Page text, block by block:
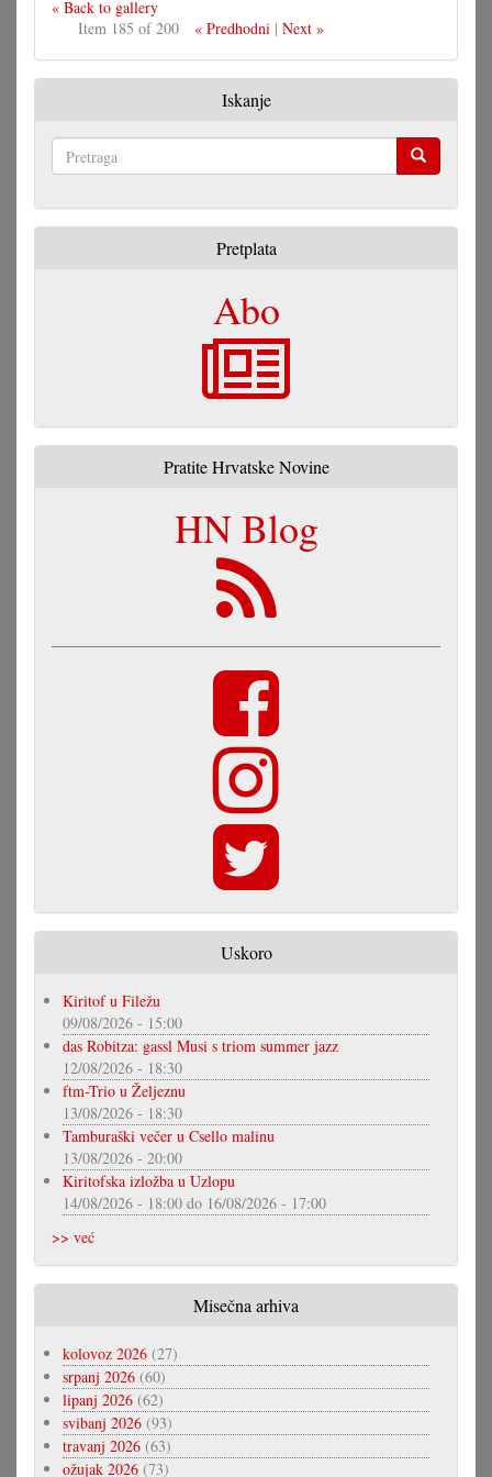
« Back to gallery
Item 185 of 200
« Predhodni| Next »
Iskanje
Pretplata
Abo
Pratite Hrvatske Novine
HN Blog
Uskoro
Kiritof u Filežu
09/08/2026 - 15:00
das Robitza: gassl Musi s triom summer jazz
12/08/2026 - 18:30
ftm-Trio u Željeznu
13/08/2026 - 18:30
Tamburaški večer u Csello malinu
13/08/2026 - 20:00
Kiritofska izložba u Uzlopu
14/08/2026 - 18:00 do 16/08/2026 - 17:00
>> već
Misečna arhiva
kolovoz 2026 (27)
srpanj 2026 (60)
lipanj 2026 (62)
svibanj 2026 (93)
travanj 2026 (63)
ožujak 2026 (73)